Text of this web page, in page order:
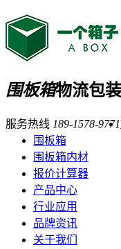
围板箱物流包
服务热线 189-1578-9771
围板箱
围板箱内材
报价计算器
产品中心
行业应用
品牌资讯
关于我们